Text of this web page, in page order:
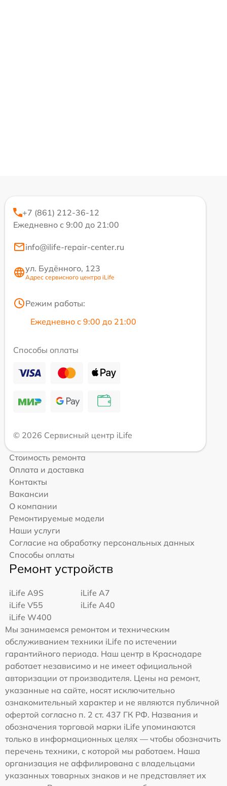
+7 (861) 212-36-12
Ежедневно с 9:00 до 21:00
info@ilife-repair-center.ru
ул. Будённого, 123
Адрес сервисного центра iLife
Режим работы:
Ежедневно с 9:00 до 21:00
Способы оплаты
© 2026 Сервисный центр iLife
Стоимость ремонта
Оплата и доставка
Контакты
Вакансии
О компании
Ремонтируемые модели
Наши услуги
Согласие на обработку персональных данных
Способы оплаты
Ремонт устройств
iLife A9S
iLife A7
iLife V55
iLife A40
iLife W400
Мы занимаемся ремонтом и техническим
обслуживанием техники iLife по истечении
гарантийного периода. Наш центр в Краснодаре
работает независимо и не имеет официальной
авторизации от производителя. Цены на ремонт,
указанные на сайте, носят исключительно
ознакомительный характер и не являются публичной
офертой согласно п. 2 ст. 437 ГК РФ. Названия и
обозначения торговой марки iLife упоминаются
только в информационных целях — чтобы обозначить
перечень техники, с которой мы работаем. Наша
организация не аффилирована с владельцами
указанных товарных знаков и не представляет их